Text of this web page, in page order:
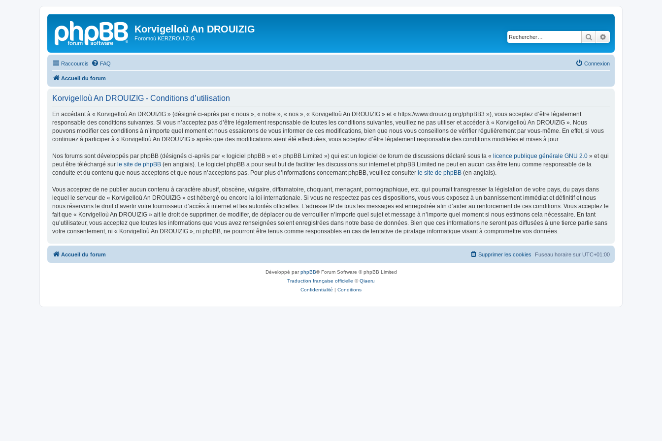
Korvigelloù An DROUIZIG
Foromoù KERZROUIZIG Rechercher
Raccourcis FAQ Connexion
Accueil du forum
Korvigelloù An DROUIZIG - Conditions d’utilisation
En accédant à « Korvigelloù An DROUIZIG » (désigné ci-après par « nous », « notre », « nos », « Korvigelloù An DROUIZIG » et « https://www.drouizig.org/phpBB3 »), vous acceptez d’être légalement
responsable des conditions suivantes. Si vous n’acceptez pas d’être légalement responsable de toutes les conditions suivantes, veuillez ne pas utiliser et accéder à « Korvigelloù An DROUIZIG ». Nous
pouvons modifier ces conditions à n’importe quel moment et nous essaierons de vous informer de ces modifications, bien que nous vous conseillons de vérifier régulièrement par vous-même. En effet, si vous
continuez à participer à « Korvigelloù An DROUIZIG » après que des modifications aient été effectuées, vous acceptez d’être légalement responsable des conditions modifiées et mises à jour.
Nos forums sont développés par phpBB (désignés ci-après par « logiciel phpBB » et « phpBB Limited ») qui est un logiciel de forum de discussions déclaré sous la « licence publique générale GNU 2.0 » et qui
peut être téléchargé sur le site de phpBB (en anglais). Le logiciel phpBB a pour seul but de faciliter les discussions sur internet et phpBB Limited ne peut en aucun cas être tenu comme responsable de la
conduite et du contenu que nous acceptons et que nous n’acceptons pas. Pour plus d’informations concernant phpBB, veuillez consulter le site de phpBB (en anglais).
Vous acceptez de ne publier aucun contenu à caractère abusif, obscène, vulgaire, diffamatoire, choquant, menaçant, pornographique, etc. qui pourrait transgresser la législation de votre pays, du pays dans
lequel le serveur de « Korvigelloù An DROUIZIG » est hébergé ou encore la loi internationale. Si vous ne respectez pas ces dispositions, vous vous exposez à un bannissement immédiat et définitif et nous
nous réservons le droit d’avertir votre fournisseur d’accès à internet et les autorités officielles. L’adresse IP de tous les messages est enregistrée afin d’aider au renforcement de ces conditions. Vous acceptez le
fait que « Korvigelloù An DROUIZIG » ait le droit de supprimer, de modifier, de déplacer ou de verrouiller n’importe quel sujet et message à n’importe quel moment si nous estimons cela nécessaire. En tant
qu’utilisateur, vous acceptez que toutes les informations que vous avez renseignées soient enregistrées dans notre base de données. Bien que ces informations ne seront pas diffusées à une tierce partie sans
votre consentement, ni « Korvigelloù An DROUIZIG », ni phpBB, ne pourront être tenus comme responsables en cas de tentative de piratage informatique visant à compromettre vos données.
Accueil du forum Fuseau horaire sur UTC+01:00
Supprimer les cookies
Développé parphpBB® Forum Software © phpBB Limited
Traduction française officielle ©Qiaeru
Confidentialité | Conditions